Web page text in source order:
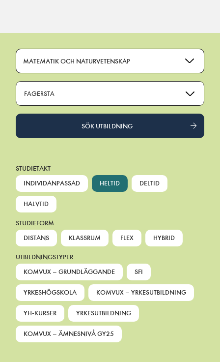
MATEMATIK OCH NATURVETENSKAP
FAGERSTA
SÖK UTBILDNING
STUDIETAKT
INDIVIDANPASSAD
HELTID DELTID
HALVTID
STUDIEFORM
DISTANS
KLASSRUM FLEX HYBRID
UTBILDNINGSTYPER
KOMVUX – GRUNDLÄGGANDE
SFI
YRKESHÖGSKOLA KOMVUX – YRKESUTBILDNING
YH-KURSER YRKESUTBILDNING
KOMVUX – ÄMNESNIVÅ GY25